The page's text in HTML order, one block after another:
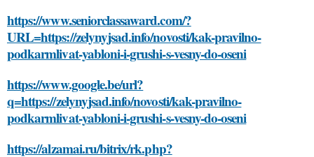
https://www.seniorclassaward.com/?
URL=https://zelynyjsad.info/novosti/kak-pravilno-
podkarmlivat-yabloni-i-grushi-s-vesny-do-oseni
https://www.google.be/url?
q=https://zelynyjsad.info/novosti/kak-pravilno-
podkarmlivat-yabloni-i-grushi-s-vesny-do-oseni
https://alzamai.ru/bitrix/rk.php?